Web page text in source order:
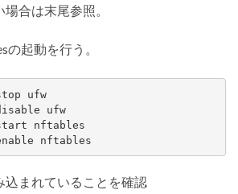
合は末尾参照。
起動を行う。
ufw
ufw
nftables
nftables
込まれていることを確認